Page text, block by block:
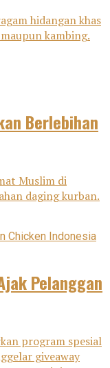
hidangan khas
kambing.
Berlebihan
Muslim di
daging kurban.
Pelanggan
program spesial
giveaway